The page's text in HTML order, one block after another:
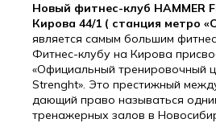
Новый фитнес-клуб HAMMER
Кирова 44/1 ( станция метро
является самым большим
Фитнес-клубу на Кирова
«Официальный тренировочный
Strenght». Это престижный
дающий право называться
тренажерных залов в